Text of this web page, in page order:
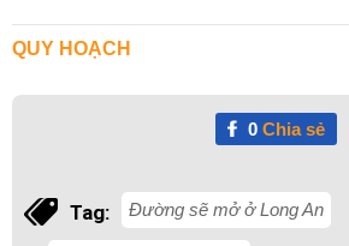
QUY HOẠCH
0Chia sẻ
Tag: Đường sẽ mở ở Long An